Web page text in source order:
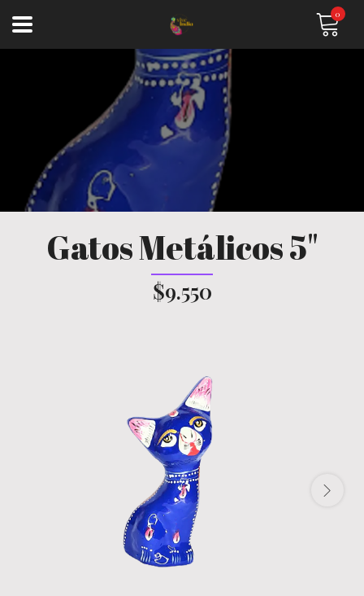
0
Gatos Metálicos 5"
$9.550